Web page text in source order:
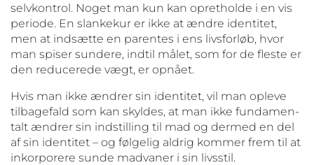
selvkontrol. Noget man kun kan opretholde i en vis
periode. En slankekur er ikke at ændre identitet,
men at indsætte en parentes i ens livsforløb, hvor
man spiser sundere, indtil målet, som for de fleste er
den reducerede vægt, er opnået.
Hvis man ikke ændrer sin identitet, vil man opleve
tilbagefald som kan skyldes, at man ikke fundamen-
talt ændrer sin indstilling til mad og dermed en del
af sin identitet – og følgelig aldrig kommer frem til at
inkorporere sunde madvaner i sin livsstil.